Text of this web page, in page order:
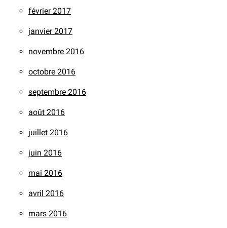
février 2017
janvier 2017
novembre 2016
octobre 2016
septembre 2016
août 2016
juillet 2016
juin 2016
mai 2016
avril 2016
mars 2016